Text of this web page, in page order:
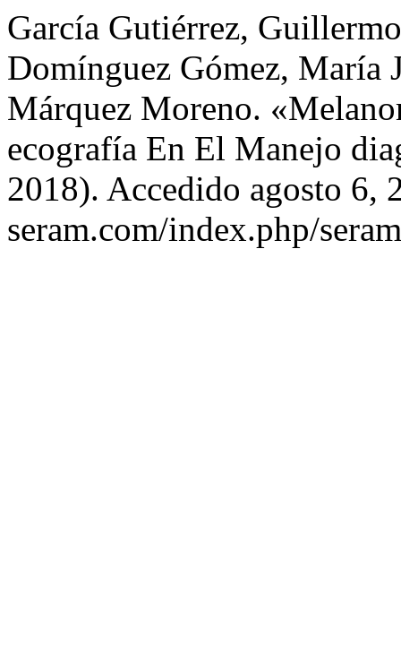
García Gutiérrez,
Domínguez Gómez, María
Márquez Moreno.
ecografía En El Manejo
2018). Accedido agosto 6,
seram.com/index.php/